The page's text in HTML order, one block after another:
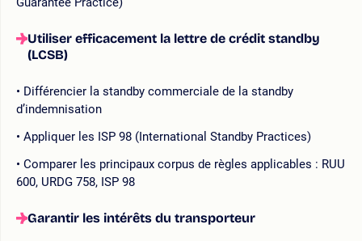
Utiliser efficacement la lettre de crédit standby
(LCSB)
Différencier la standby commerciale de la standby
d’indemnisation
Appliquer les ISP 98 (International Standby Practices)
Comparer les principaux corpus de règles applicables : RUU
600, URDG 758, ISP 98
Garantir les intérêts du transporteur